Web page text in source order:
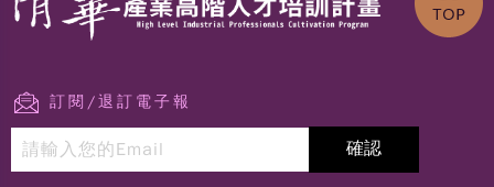
訂閱/退訂電子報